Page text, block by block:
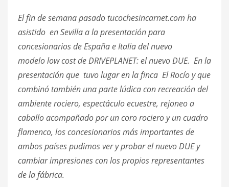
El fin de semana pasado tucochesincarnet.com ha
asistido en Sevilla a la presentación para
concesionarios de España e Italia del nuevo
modelo low cost de DRIVEPLANET: el nuevo DUE. En la
presentación que tuvo lugar en la finca El Rocío y que
combinó también una parte lúdica con recreación del
ambiente rociero, espectáculo ecuestre, rejoneo a
caballo acompañado por un coro rociero y un cuadro
flamenco, los concesionarios más importantes de
ambos países pudimos ver y probar el nuevo DUE y
cambiar impresiones con los propios representantes
de la fábrica.